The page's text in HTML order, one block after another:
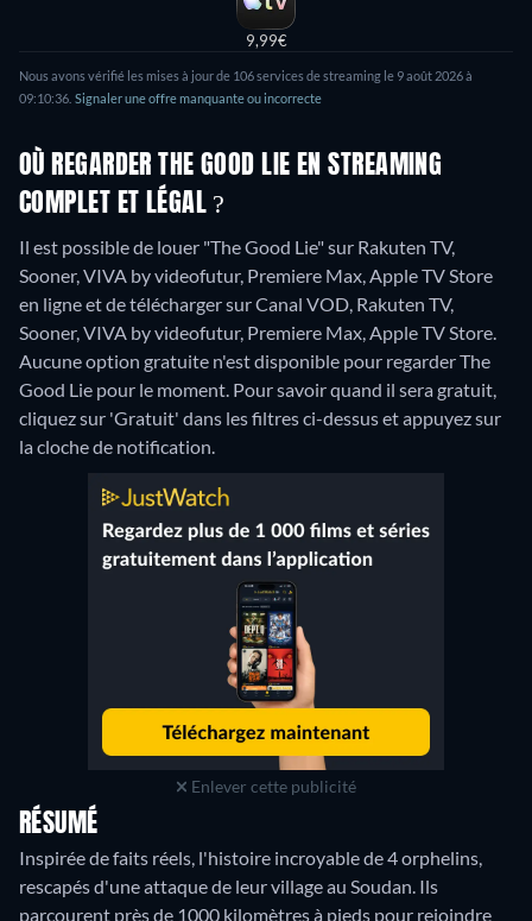
9,99€
Nous avons vérifié les mises à jour de 106 services de streaming le 9 août 2026 à
09:10:36. Signaler une offre manquante ou incorrecte
OÙ REGARDER THE GOOD LIE EN STREAMING
COMPLET ET LÉGAL ?
Il est possible de louer "The Good Lie" sur Rakuten TV,
Sooner, VIVA by videofutur, Premiere Max, Apple TV Store
en ligne et de télécharger sur Canal VOD, Rakuten TV,
Sooner, VIVA by videofutur, Premiere Max, Apple TV Store.
Aucune option gratuite n'est disponible pour regarder The
Good Lie pour le moment. Pour savoir quand il sera gratuit,
cliquez sur 'Gratuit' dans les filtres ci-dessus et appuyez sur
la cloche de notification.
Enlever cette publicité
RÉSUMÉ
Inspirée de faits réels, l'histoire incroyable de 4 orphelins,
rescapés d'une attaque de leur village au Soudan. Ils
parcourent près de 1000 kilomètres à pieds pour rejoindre